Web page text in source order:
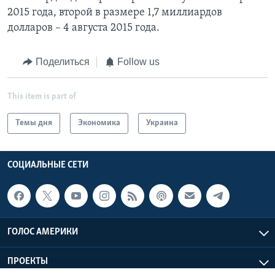
2015 года, второй в размере 1,7 миллиардов
долларов – 4 августа 2015 года.
Поделиться Follow us
This item is part of
Темы дня Экономика Украина
СОЦИАЛЬНЫЕ СЕТИ
ГОЛОС АМЕРИКИ
ПРОЕКТЫ